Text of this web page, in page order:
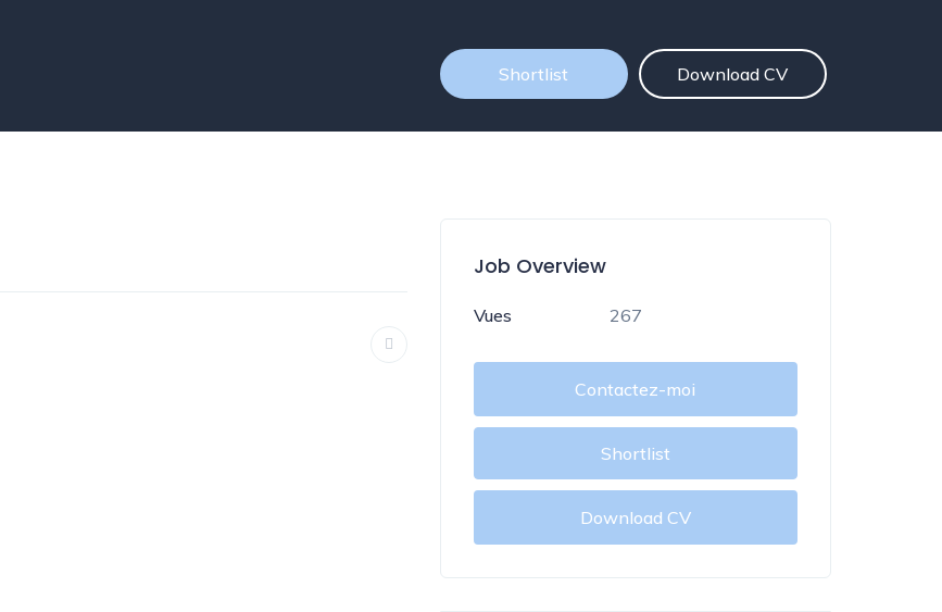
Shortlist Download CV
Job Overview
Vues 267
Contactez-moi
Shortlist
Download CV